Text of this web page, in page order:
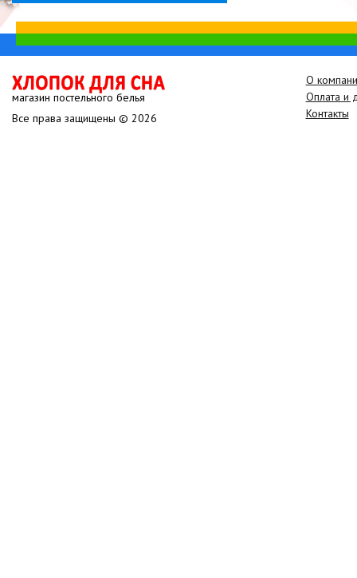
магазин постельного белья
Все права защищены © 2026
О
Оплата и
Контакты